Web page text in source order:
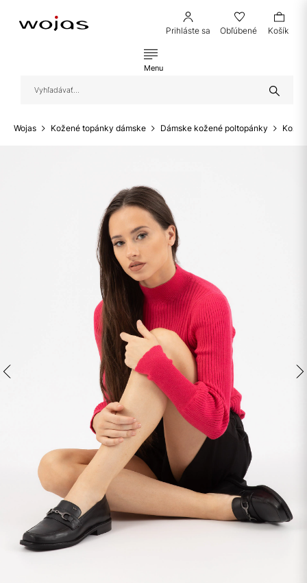
Prihláste sa Obľúbené Košík
Menu
Wojas Kožené topánky dámske Dámske kožené poltopánky